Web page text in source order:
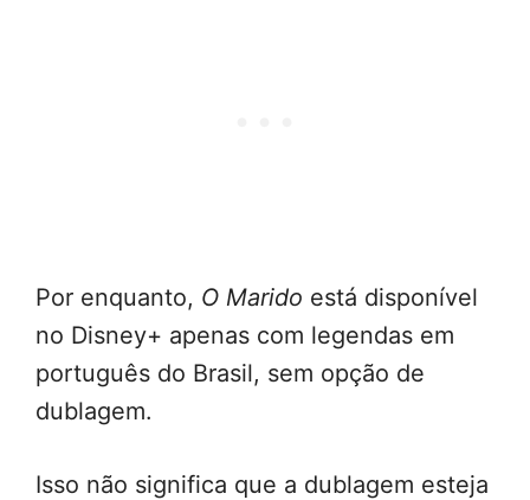
Por enquanto, O Marido está disponível
no Disney+ apenas com legendas em
português do Brasil, sem opção de
dublagem.
Isso não significa que a dublagem esteja